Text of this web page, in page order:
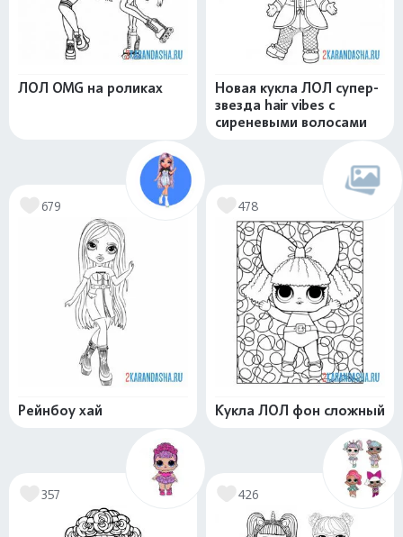
ЛОЛ OMG на роликах
Новая кукла ЛОЛ супер-
звезда hair vibes с
сиреневыми волосами
679
Рейнбоу хай
478
Кукла ЛОЛ фон сложный
357 426